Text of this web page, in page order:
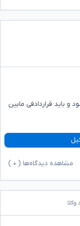
و باید قراردادفی مابین
مشاهده دیدگاه‌ها ( ۰
وکلا